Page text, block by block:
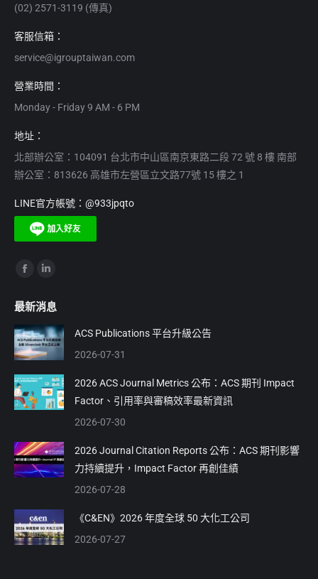
(02) 2571-3119 (傳真)
客服信箱：
service@igrouptaiwan.com
營業時間：
Monday - Friday 9 AM - 6 PM
地址：
北部辦公室：104091 台北市中山區南京東路二段 72 號 8 樓 南部
辦公室：813626 高雄市左營區立文路77號 15 樓之 1
LINE官方帳號：@933jpqto
Find us on:
opens
in
new
opens
in
new
最新消息
ACS Publications 平台升級公告
2026-07-31
2026 ACS Journal Metrics 公布：ACS 期刊 Impact
Factor、引用率與審稿效率最新資訊
2026-07-30
2026 Journal Citation Reports 公布：ACS 期刊影響
力持續提升，Impact Factor 再創佳績
2026-07-28
《C&EN》2026 年度全球 50 大化工公司
2026-07-27